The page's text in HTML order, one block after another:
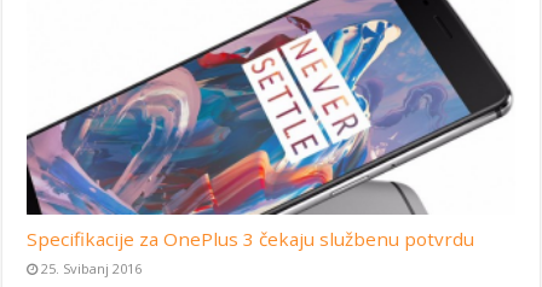
Specifikacije za OnePlus 3 čekaju službenu potvrdu
25. Svibanj 2016